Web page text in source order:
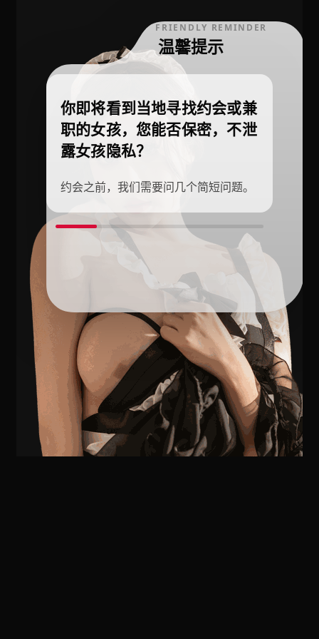
FRIENDLY REMINDER
温馨提示
你即将看到当地寻找约会或兼
职的女孩，您能否保密，不泄
露女孩隐私？
约会之前，我们需要问几个简短问题。